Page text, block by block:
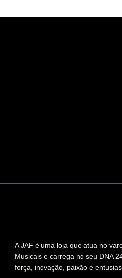
A JAF é uma loja que atua no
Musicais e carrega no seu DNA
força, inovação, paixão e